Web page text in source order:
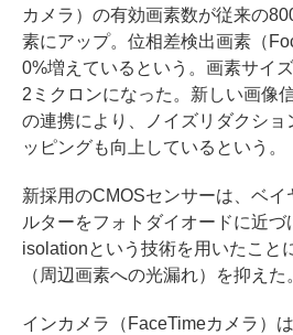
カメラ）の有効画素数が従来の
素にアップ。位相差検出画素（
0%増えているという。画素サイ
2ミクロンになった。新しい画像
の連携により、ノイズリダクショ
ッピングも向上しているという。
新採用のCMOSセンサーは、ベイ
ルターをフォトダイオードに近
isolationという技術を用いたこと
（周辺画素への光漏れ）を抑えた
インカメラ（FaceTimeカメラ）